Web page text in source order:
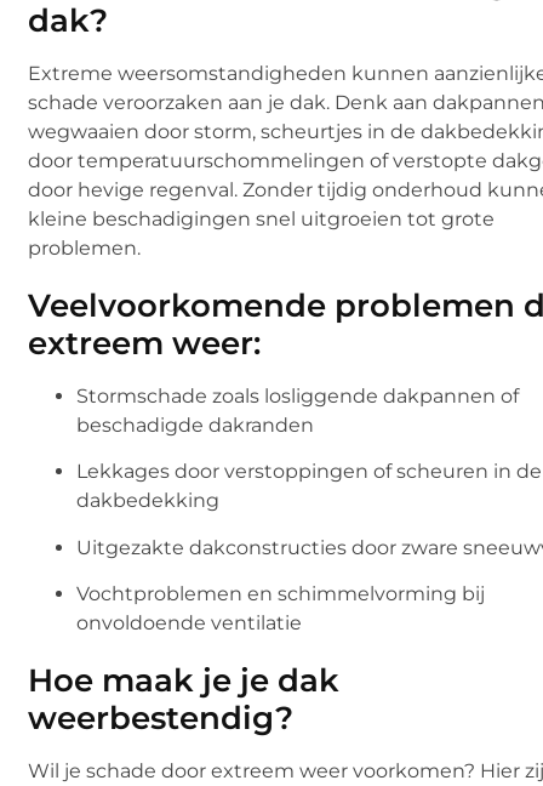
dak?
Extreme weersomstandigheden kunnen
schade veroorzaken aan je dak. Denk aan
wegwaaien door storm, scheurtjes in de
door temperatuurschommelingen of verstopte
door hevige regenval. Zonder tijdig onderhoud
kleine beschadigingen snel uitgroeien tot grote
problemen.
Veelvoorkomende problemen
extreem weer:
Stormschade zoals losliggende dakpannen of
beschadigde dakranden
Lekkages door verstoppingen of scheuren in de
dakbedekking
Uitgezakte dakconstructies door zware
Vochtproblemen en schimmelvorming bij
onvoldoende ventilatie
Hoe maak je je dak
weerbestendig?
Wil je schade door extreem weer voorkomen? Hier